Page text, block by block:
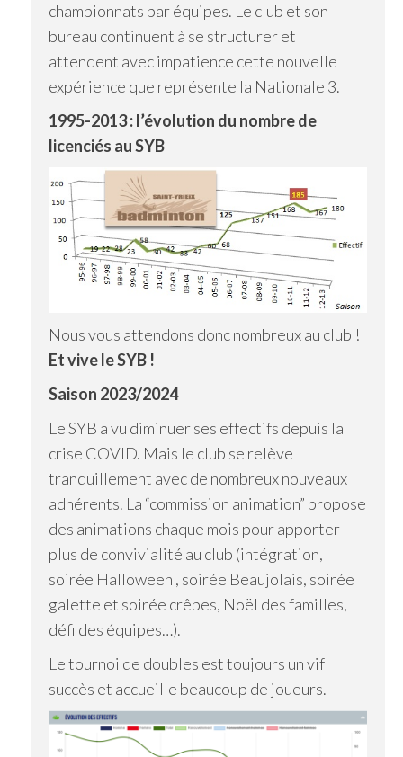
championnats par équipes. Le club et son
bureau continuent à se structurer et
attendent avec impatience cette nouvelle
expérience que représente la Nationale 3.
1995-2013 : l’évolution du nombre de
licenciés au SYB
Nous vous attendons donc nombreux au club !
Et vive le SYB !
Saison 2023/2024
Le SYB a vu diminuer ses effectifs depuis la
crise COVID. Mais le club se relève
tranquillement avec de nombreux nouveaux
adhérents. La “commission animation” propose
des animations chaque mois pour apporter
plus de convivialité au club (intégration,
soirée Halloween , soirée Beaujolais, soirée
galette et soirée crêpes, Noël des familles,
défi des équipes…).
Le tournoi de doubles est toujours un vif
succès et accueille beaucoup de joueurs.